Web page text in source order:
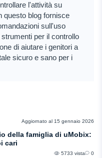
l'attività su
questo blog fornisce
sull'uso
per il controllo
di aiutare i genitori a
sicuro e sano per i
Aggiornato al 15 gennaio 2026
della famiglia di uMobix:
cari
5733 vista 0